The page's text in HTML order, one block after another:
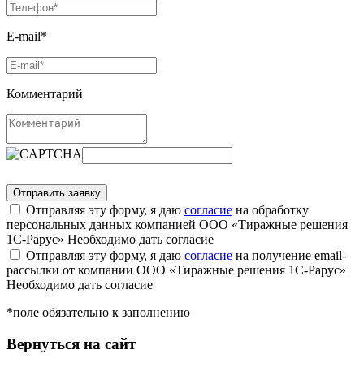
E-mail*
Комментарий
Отправляя эту форму, я даю согласие на обработку
персональных данных компанией ООО «Тиражные решения
1С-Рарус» Необходимо дать согласие
Отправляя эту форму, я даю согласие на получение email-
рассылки от компании ООО «Тиражные решения 1С-Рарус»
Необходимо дать согласие
*поле обязательно к заполнению
Вернуться на сайт